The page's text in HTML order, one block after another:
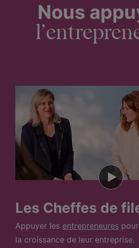
Nous
Les Cheffes de
Appuyer les entrepreneures
la croissance de leur entreprise.